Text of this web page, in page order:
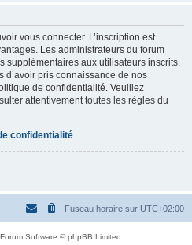
vous connecter. L’inscription est
Les administrateurs du forum
supplémentaires aux utilisateurs inscrits.
d’avoir pris connaissance de nos
de confidentialité. Veuillez
attentivement toutes les règles du
confidentialité
Fuseau horaire sur UTC+02:00
Software © phpBB Limited